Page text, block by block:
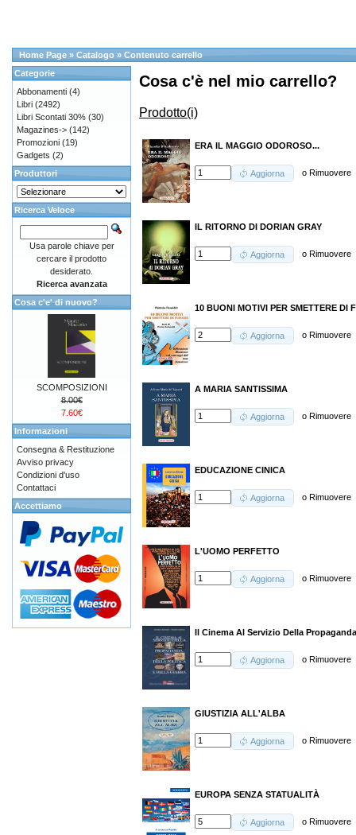
Home Page » Catalogo » Contenuto carrello
Cosa c'è nel mio carrello?
Prodotto(i)
ERA IL MAGGIO ODOROSO...
Aggiorna oRimuovere
IL RITORNO DI DORIAN GRAY
Aggiorna oRimuovere
10 BUONI MOTIVI PER SMETTERE DI
Aggiorna oRimuovere
A MARIA SANTISSIMA
Aggiorna oRimuovere
EDUCAZIONE CINICA
Aggiorna oRimuovere
L'UOMO PERFETTO
Aggiorna oRimuovere
Il Cinema Al Servizio Della
Aggiorna oRimuovere
GIUSTIZIA ALL'ALBA
Aggiorna oRimuovere
EUROPA SENZA STATUALITÀ
Aggiorna oRimuovere
Categorie
Abbonamenti (4)
Libri (2492)
Libri Scontati 30% (30)
Magazines-> (142)
Promozioni (19)
Gadgets (2)
Produttori
Ricerca Veloce
Usa parole chiave per
cercare il prodotto
desiderato.
Ricerca avanzata
Cosa c'e' di nuovo?
SCOMPOSIZIONI
8.00€
7.60€
Informazioni
Consegna & Restituzione
Avviso privacy
Condizioni d'uso
Contattaci
Accettiamo